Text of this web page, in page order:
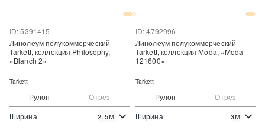
Рулон Отрез
ID: 5391415
Линолеум полукоммерческий
Tarkett, коллекция Philosophy,
«Blanch 2»
Tarkett
Ширина 2.5М
Рулон Отрез
ID: 4792996
Линолеум полукоммерческий
Tarkett, коллекция Moda, «Moda
121600»
Tarkett
Ширина 3М